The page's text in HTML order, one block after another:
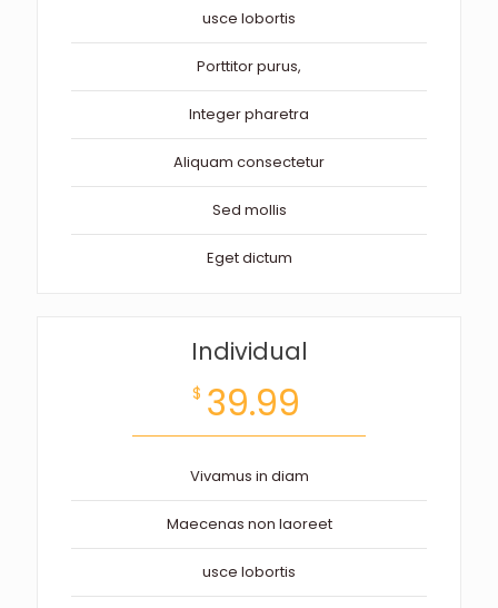
usce lobortis
Porttitor purus,
Integer pharetra
Aliquam consectetur
Sed mollis
Eget dictum
Individual
$ 39.99
Vivamus in diam
Maecenas non laoreet
usce lobortis